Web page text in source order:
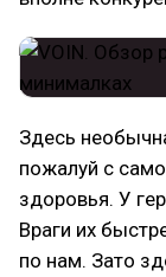
Здесь
пожалуй с
здоровья. У
Враги их
по нам. Зато